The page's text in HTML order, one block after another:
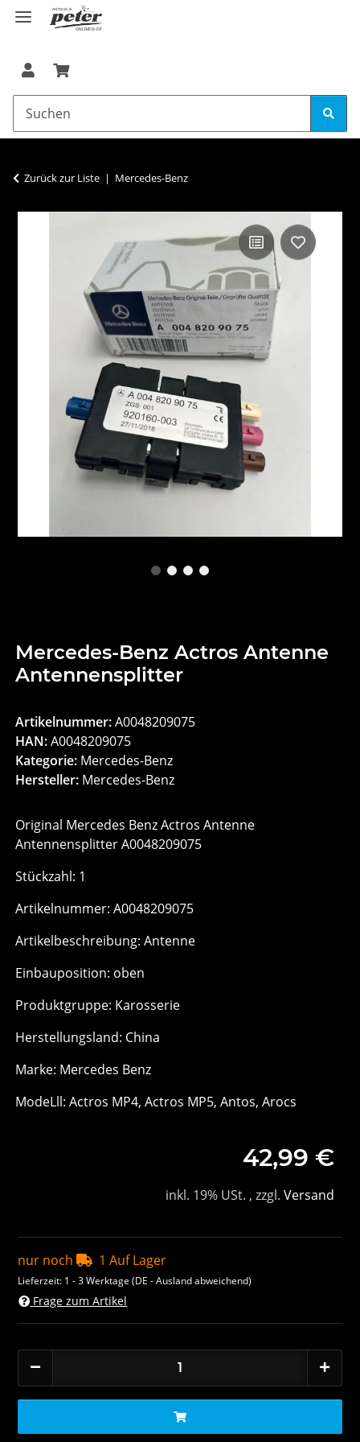
Zurück zur Liste Mercedes-Benz
Mercedes-Benz Actros Antenne
Antennensplitter
Artikelnummer:A0048209075
HAN:A0048209075
Kategorie: Mercedes-Benz
Hersteller: Mercedes-Benz
Original Mercedes Benz Actros Antenne
Antennensplitter A0048209075
Stückzahl: 1
Artikelnummer: A0048209075
Artikelbeschreibung: Antenne
Einbauposition: oben
Produktgruppe: Karosserie
Herstellungsland: China
Marke: Mercedes Benz
ModeLll: Actros MP4, Actros MP5, Antos, Arocs
42,99 €
inkl. 19% USt. , zzgl. Versand
nur noch 1 Auf Lager
Lieferzeit: 1 - 3 Werktage(DE - Ausland abweichend)
Frage zum Artikel